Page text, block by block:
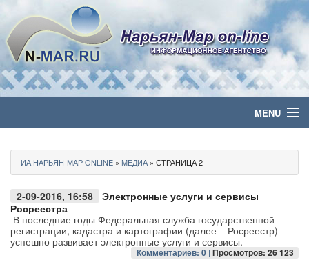
MENU
Политика
Бизнес
Общество
ИА НАРЬЯН-МАР ONLINE » МЕДИА » СТРАНИЦА 2
2-09-2016, 16:58
Электронные услуги и сервисы
Росреестра
В последние годы Федеральная служба государственной
регистрации, кадастра и картографии (далее – Росреестр)
успешно развивает электронные услуги и сервисы.
Комментариев: 0 |Просмотров: 26 123